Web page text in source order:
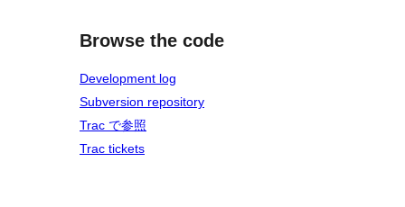
Browse the code
Development log
Subversion repository
Trac で参照
Trac tickets